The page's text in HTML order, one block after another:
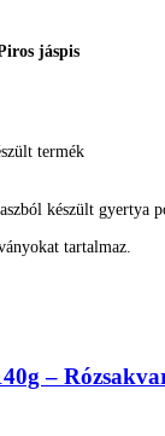
jáspis
termék
készült gyertya
tartalmaz.
–